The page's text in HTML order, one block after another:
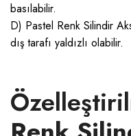
basılabilir.
D) Pastel Renk Silindir
dış tarafı yaldızlı olabilir.